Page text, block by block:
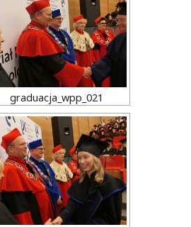
graduacja_wpp_021